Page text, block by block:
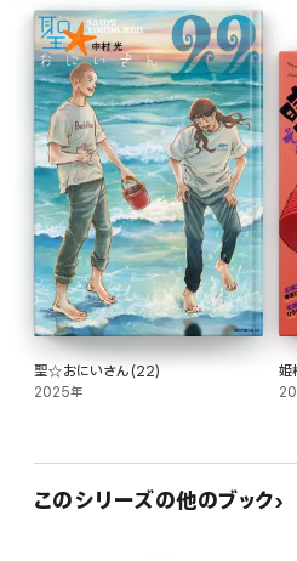
聖☆おにいさん(22)
2025年
姫
このシリーズの他のブック